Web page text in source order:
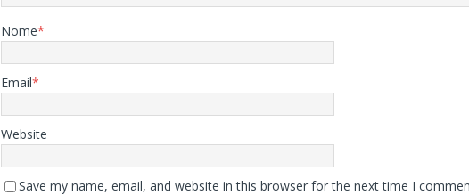
Nome*
Email*
Website
Save my name, email, and website in this browser for the next time I